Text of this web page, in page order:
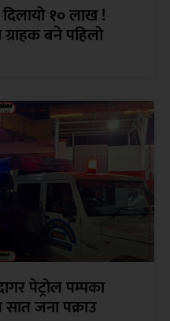
१० लाख !
बने पहिलो
पेट्रोल पम्पका
जना पक्राउ